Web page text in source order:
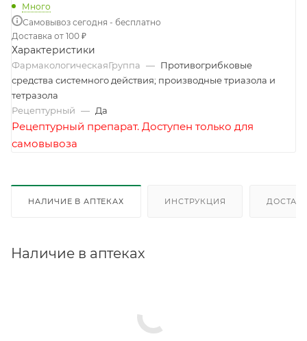
Много
Самовывоз сегодня - бесплатно
Доставка от 100 ₽
Характеристики
ФармакологическаяГруппа — Противогрибковые
средства системного действия; производные триазола и
тетразола
Рецептурный — Да
Рецептурный препарат. Доступен только для
самовывоза
НАЛИЧИЕ В АПТЕКАХ ИНСТРУКЦИЯ
Наличие в аптеках